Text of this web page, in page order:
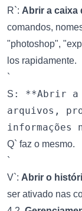
R`: Abrir a caixa
comandos,
"photoshop",
los rapidamente.
`
S : **Abrir a
arquivos,
informações
Q` faz o mesmo.
`
V`: Abrir o
ser ativado nas